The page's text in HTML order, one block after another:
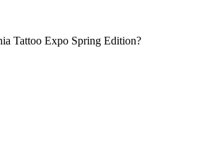
Tattoo Expo Spring Edition?